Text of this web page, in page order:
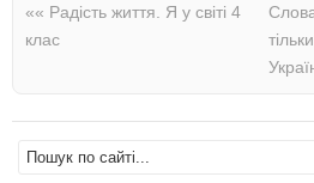
«« Радість життя. Я у світі 4
клас